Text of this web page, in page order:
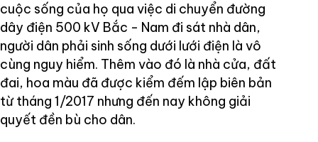
cuộc sống của họ qua việc di chuyển đường
dây điện 500 kV Bắc - Nam đi sát nhà dân,
người dân phải sinh sống dưới lưới điện là vô
cùng nguy hiểm. Thêm vào đó là nhà cửa, đất
đai, hoa màu đã được kiểm đếm lập biên bản
từ tháng 1/2017 nhưng đến nay không giải
quyết đền bù cho dân.